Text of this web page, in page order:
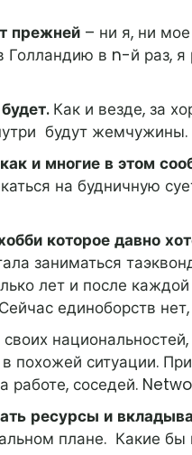
прежней– ни я, ни мое
в n-й раз,
Как и везде, за
будут жемчужины.
и многие в этом
на будничную
которое давно
заниматься
лет и после
единоборств
ситуации.
работе, соседей.
ресурсы и
плане. Какие